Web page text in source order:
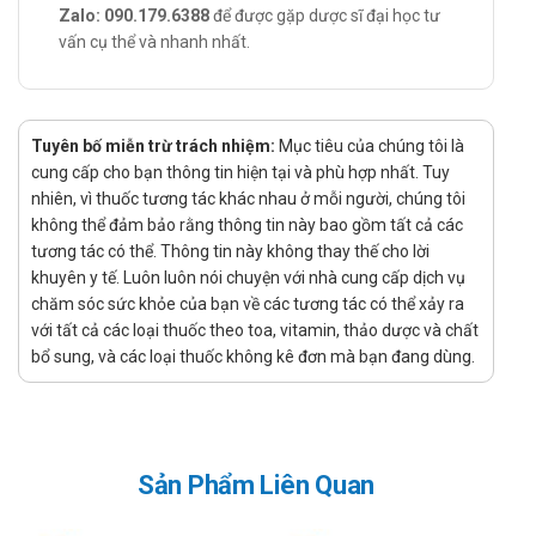
Rối loạn tiêu hóa là những thay đổi xảy ra khác với tình trạng
ống hậu môn, làm cho người bệnh có những triệu chứng từ
nhẹ đến nặng liên quan đến đường tiêu hóa như đau bụng, ậm
ạch bụng, khó tiêu, buồn nôn, thay đổi thói quen đi tiêu…
Công dụng chỉ định của Nani Bifimax
Dolexphar
Công dụng:
Giúp bổ sung lợi khuẩn, hỗ trợ cân bằng hệ vi sinh đường
ruột.
Giúp giảm nguy cơ rối loạn tiêu hóa do loạn khuẩn đường
Zalo: 090.179.6388để được gặp dược sĩ đại học tư
vấn cụ thể và nhanh nhất.
Tuyên bố miễn trừ trách nhiệm: Mục tiêu của chúng tôi là
cung cấp cho bạn thông tin hiện tại và phù hợp nhất. Tuy
nhiên, vì thuốc tương tác khác nhau ở mỗi người, chúng tôi
không thể đảm bảo rằng thông tin này bao gồm tất cả các
tương tác có thể. Thông tin này không thay thế cho lời
khuyên y tế. Luôn luôn nói chuyện với nhà cung cấp dịch vụ
chăm sóc sức khỏe của bạn về các tương tác có thể xảy ra
với tất cả các loại thuốc theo toa, vitamin, thảo dược và chất
bổ sung, và các loại thuốc không kê đơn mà bạn đang dùng.
Sản Phẩm Liên Quan